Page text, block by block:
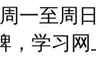
周一至周
，学习